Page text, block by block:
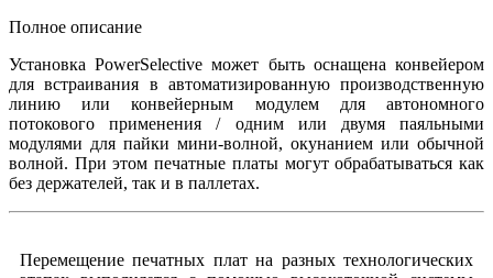
Полное описание
Установка PowerSelective может быть оснащена конвейером
для встраивания в автоматизированную производственную
линию или конвейерным модулем для автономного
потокового применения / одним или двумя паяльными
модулями для пайки мини-волной, окунанием или обычной
волной. При этом печатные платы могут обрабатываться как
без держателей, так и в паллетах.
Перемещение печатных плат на разных технологических